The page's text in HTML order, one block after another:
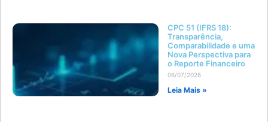
CPC 51 (IFRS 18):
Transparência,
Comparabilidade e uma
Nova Perspectiva para
o Reporte Financeiro
06/07/2026
Leia Mais »